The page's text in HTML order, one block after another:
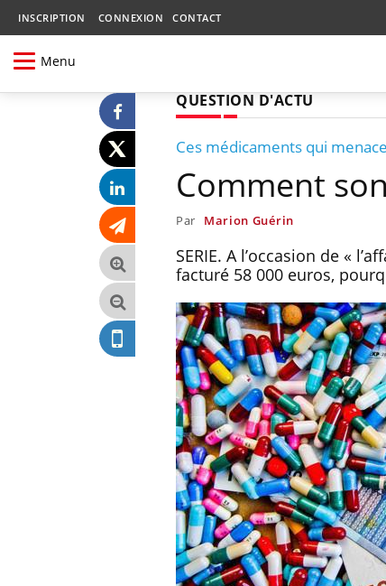
INSCRIPTION CONNEXION CONTACT
Menu
QUESTION D'ACTU
Ces médicaments qui
Comment
Par Marion Guérin
SERIE. A l’occasion de «
facturé 58 000 euros,